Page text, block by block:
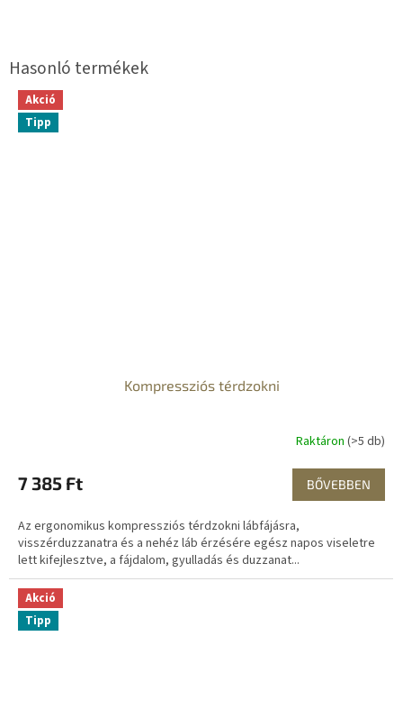
Akció
Tipp
Kompressziós térdzokni
Raktáron (>5 db)
7 385 Ft BŐVEBBEN
Az ergonomikus kompressziós térdzokni lábfájásra,
visszérduzzanatra és a nehéz láb érzésére egész napos viseletre
lett kifejlesztve, a fájdalom, gyulladás és duzzanat...
Akció
Tipp